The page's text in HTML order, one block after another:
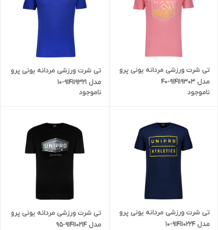
تی شرت ورزشی مردانه یونی پرو
مدل 914119303-40
ناموجود
تی شرت ورزشی مردانه یونی پرو
مدل 914119321-10
ناموجود
تی شرت ورزشی مردانه یونی پرو
مدل 914110224-10
تی شرت ورزشی مردانه یونی پرو
مدل 914110214-95